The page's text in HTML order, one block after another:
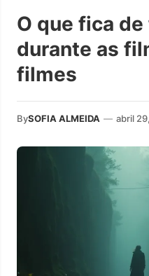
O que fica
durante as
filmes
BySOFIA ALMEIDA — abril